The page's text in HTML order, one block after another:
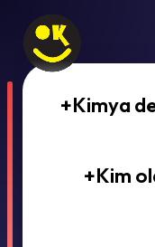
+Kimya
+Kim